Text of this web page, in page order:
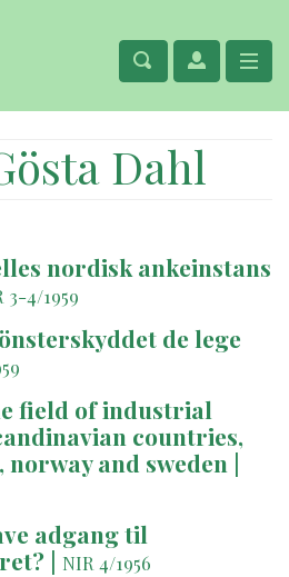
Dahl
nordisk ankeinstans
3-4/1959
de lege
field of industrial
countries,
and sweden |
adgang til
| NIR 4/1956